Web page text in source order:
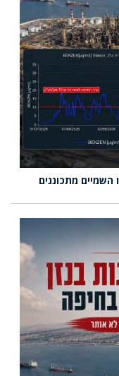
השמיים מתכוננים